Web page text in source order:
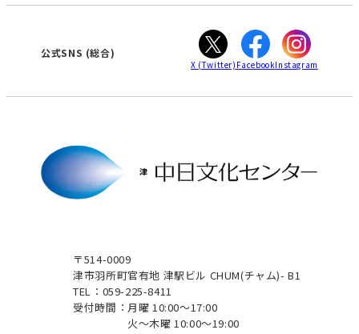
大垣
津
〒514-0009
津市羽所町官有地 津駅ビル CHUM(チャム)- B1
TEL：059-225-8411
受付時間： 月曜 10:00～17:00
火～木曜 10:00～19:00
公式SNS (総合)
X (Twitter) FacebookInstagram